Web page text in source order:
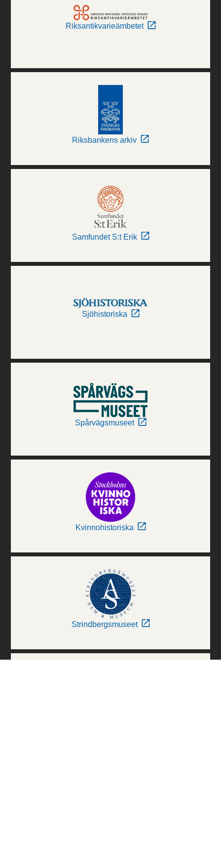
Riksantikvarieämbetet
Riksbankens arkiv
Samfundet S:t Erik
Sjöhistoriska
Spårvägsmuseet
Kvinnohistoriska
Strindbergsmuseet